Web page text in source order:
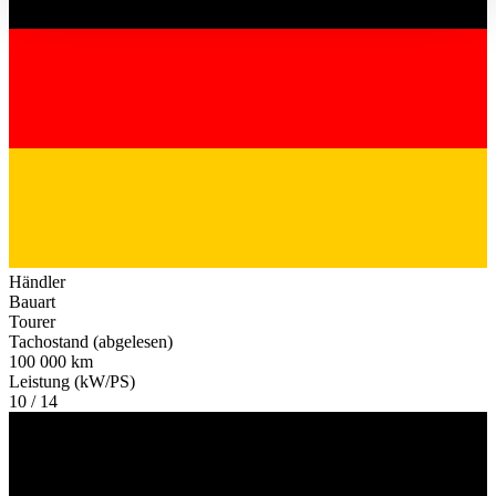
Händler
Bauart
Tourer
Tachostand (abgelesen)
100 000 km
Leistung (kW/PS)
10 / 14